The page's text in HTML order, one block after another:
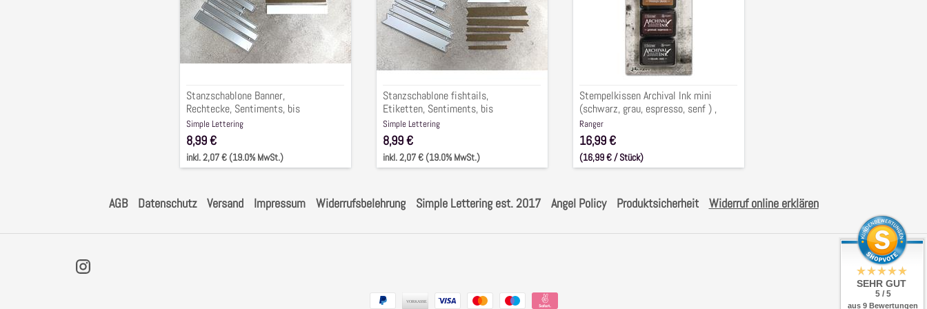
1,5x10cm,
5-
tlg.
Stanzschablone Banner,
Rechtecke, Sentiments, bis
1,5x10cm, 5-tlg.
Simple Lettering
8,99 €
inkl. 2,07 € (19.0% MwSt.)
1,5x10cm,
5-
tlg.
Stanzschablone fishtails,
Etiketten, Sentiments, bis
1,5x10cm, 5-tlg.
Simple Lettering
8,99 €
inkl. 2,07 € (19.0% MwSt.)
tlg.
Stempelkissen Archival Ink mini
(schwarz, grau, espresso, senf ) ,
4-tlg.
Ranger
16,99 €
(16,99 € / Stück)
AGB Datenschutz Versand Impressum Widerrufsbelehrung Simple Lettering est. 2017 Angel Policy Produktsicherheit Widerruf online erklären
Zahlungsarten
SEHR GUT
5 / 5
aus 9 Bewertungen